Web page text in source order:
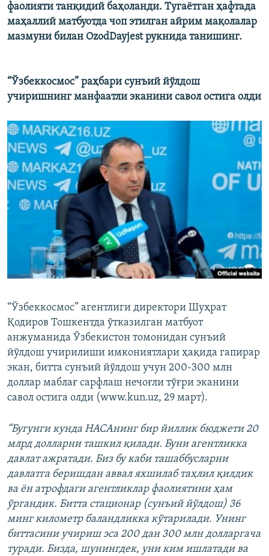
фаолияти танқидий баҳоланди. Тугаётган ҳафтада
маҳаллий матбуотда чоп этилган айрим мақолалар
мазмуни билан OzodDayjest рукнида танишинг.
“Ўзбеккосмос” раҳбари сунъий йўлдош
учиришнинг манфаатли эканини савол остига олди
“Ўзбеккосмос” агентлиги директори Шуҳрат
Қодиров Тошкентда ўтказилган матбуот
анжуманида Ўзбекистон томонидан сунъий
йўлдош учирилиши имкониятлари ҳақида гапирар
экан, битта сунъий йўлдош учун 200-300 млн
доллар маблағ сарфлаш нечоғли тўғри эканини
савол остига олди (www.kun.uz, 29 март).
“Бугунги кунда НАСАнинг бир йиллик бюджети 20
млрд долларни ташкил қилади. Буни агентликка
давлат ажратади. Биз бу каби ташаббусларни
давлатга беришдан аввал яхшилаб таҳлил қилдик
ва ён атрофдаги агентликлар фаолиятини ҳам
ўргандик. Битта стационар (сунъий йўлдош) 36
минг километр баландликка кўтарилади. Унинг
биттасини учириш эса 200 дан 300 млн долларгача
туради. Бизда, шунингдек, уни ким ишлатади ва